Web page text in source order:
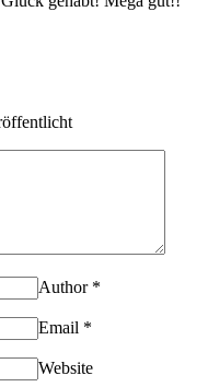
Author *
Email *
Website